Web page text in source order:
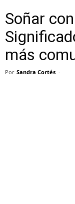
Soñar
más
Por Sandra Cortés -